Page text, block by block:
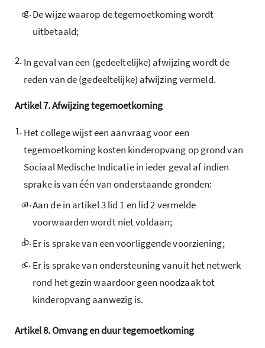
g.De wijze waarop de tegemoetkoming wordt
uitbetaald;
2. In geval van een (gedeeltelijke) afwijzing wordt de
reden van de (gedeeltelijke) afwijzing vermeld.
Artikel7.Afwijzing tegemoetkoming
1. Het college wijst een aanvraag voor een
tegemoetkoming kosten kinderopvang op grond van
Sociaal Medische Indicatie in ieder geval af indien
sprake is van één van onderstaande gronden:
a.Aan de in artikel 3 lid 1 en lid 2 vermelde
voorwaarden wordt niet voldaan;
b.Er is sprake van een voorliggende voorziening;
c. Er is sprake van ondersteuning vanuit het netwerk
rond het gezin waardoor geen noodzaak tot
kinderopvang aanwezig is.
Artikel8.Omvang en duur tegemoetkoming